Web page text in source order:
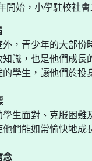
開始，小學駐校社
外，青少年的大部
知識，也是他們成長
學生，讓他們於投
學生面對、克服困難
他們能如常愉快地成
念